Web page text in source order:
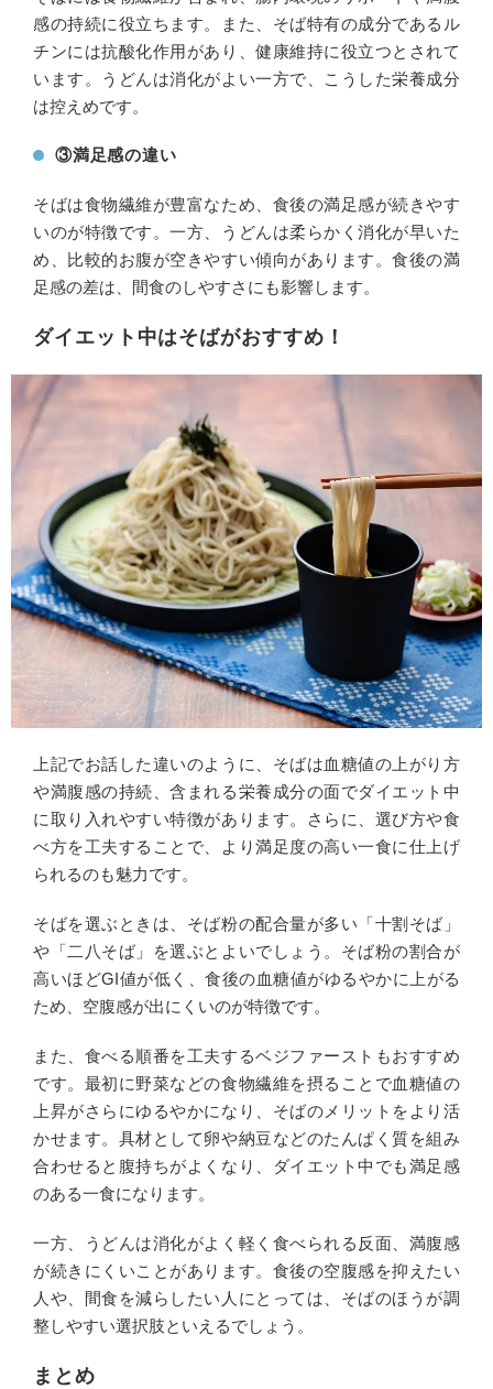
感の持続に役立ちます。また、そば特有の成分であるル
チンには抗酸化作用があり、健康維持に役立つとされて
います。うどんは消化がよい一方で、こうした栄養成分
は控えめです。
③満足感の違い
そばは食物繊維が豊富なため、食後の満足感が続きやす
いのが特徴です。一方、うどんは柔らかく消化が早いた
め、比較的お腹が空きやすい傾向があります。食後の満
足感の差は、間食のしやすさにも影響します。
ダイエット中はそばがおすすめ！
上記でお話した違いのように、そばは血糖値の上がり方
や満腹感の持続、含まれる栄養成分の面でダイエット中
に取り入れやすい特徴があります。さらに、選び方や食
べ方を工夫することで、より満足度の高い一食に仕上げ
られるのも魅力です。
そばを選ぶときは、そば粉の配合量が多い「十割そば」
や「二八そば」を選ぶとよいでしょう。そば粉の割合が
高いほどGI値が低く、食後の血糖値がゆるやかに上がる
ため、空腹感が出にくいのが特徴です。
また、食べる順番を工夫するベジファーストもおすすめ
です。最初に野菜などの食物繊維を摂ることで血糖値の
上昇がさらにゆるやかになり、そばのメリットをより活
かせます。具材として卵や納豆などのたんぱく質を組み
合わせると腹持ちがよくなり、ダイエット中でも満足感
のある一食になります。
一方、うどんは消化がよく軽く食べられる反面、満腹感
が続きにくいことがあります。食後の空腹感を抑えたい
人や、間食を減らしたい人にとっては、そばのほうが調
整しやすい選択肢といえるでしょう。
まとめ